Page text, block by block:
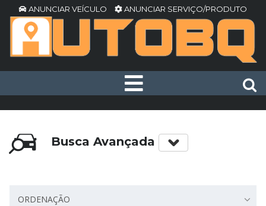
ANUNCIAR VEÍCULO ANUNCIAR SERVIÇO/PRODUTO
Busca Avançada
ORDENAÇÃO